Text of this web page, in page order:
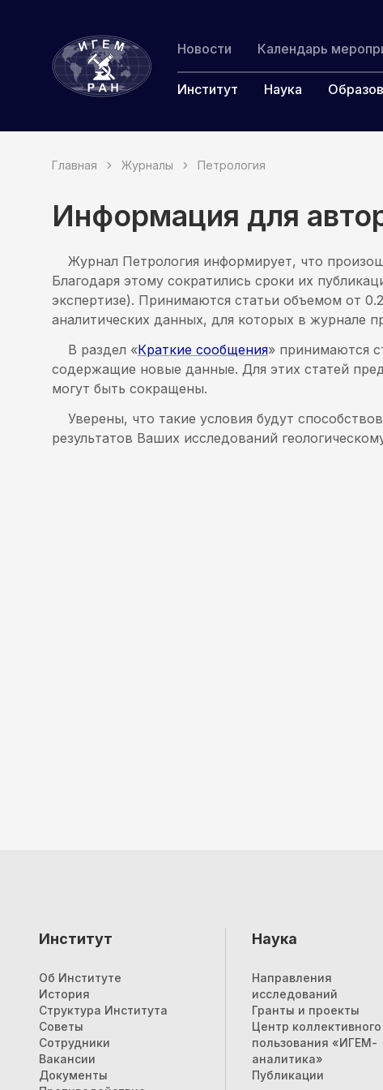
ИГЕМ РАН Новости Календарь
Институт Наука
Главная Журналы Петрология
Информация для
Журнал Петрология информирует, что
Благодаря этому сократились сроки их
экспертизе). Принимаются статьи объемом от
аналитических данных, для которых в журнале
В раздел «Краткие сообщения» принимаются
содержащие новые данные. Для этих статей
могут быть сокращены.
Уверены, что такие условия будут
результатов Ваших исследований
Институт
Об Институте
История
Структура Института
Советы
Сотрудники
Вакансии
Документы
Наука
Направления
исследований
Гранты и проекты
Центр коллективного
пользования «ИГЕМ-
аналитика»
Публикации